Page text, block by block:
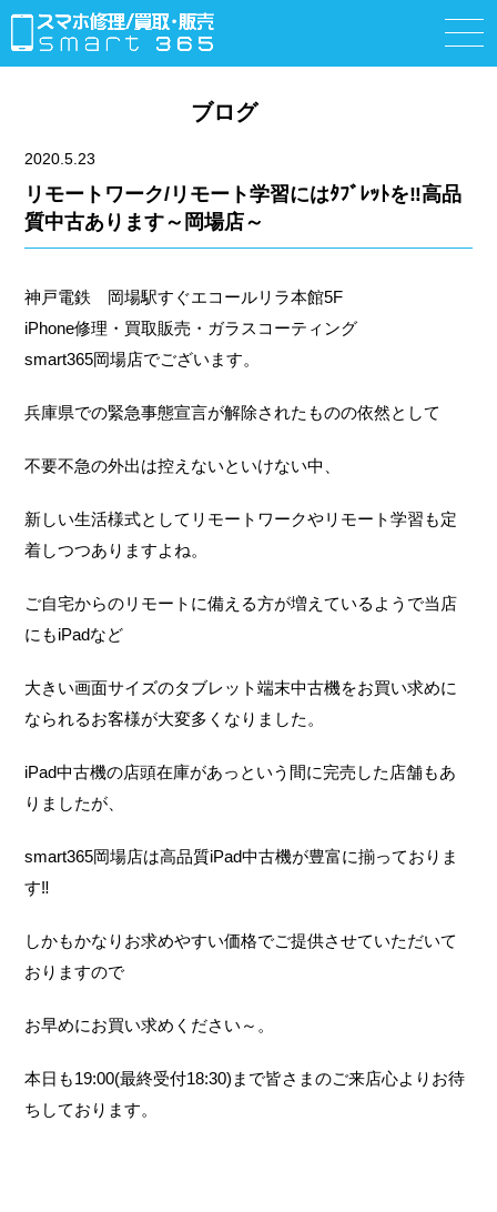
ブログ
2020.5.23
リモートワーク/リモート学習にはﾀﾌﾞﾚｯﾄを‼高品
質中古あります～岡場店～
神戸電鉄 岡場駅すぐエコールリラ本館5F
iPhone修理・買取販売・ガラスコーティング
smart365岡場店でございます。
兵庫県での緊急事態宣言が解除されたものの依然として
不要不急の外出は控えないといけない中、
新しい生活様式としてリモートワークやリモート学習も定
着しつつありますよね。
ご自宅からのリモートに備える方が増えているようで当店
にもiPadなど
大きい画面サイズのタブレット端末中古機をお買い求めに
なられるお客様が大変多くなりました。
iPad中古機の店頭在庫があっという間に完売した店舗もあ
りましたが、
smart365岡場店は高品質iPad中古機が豊富に揃っておりま
す‼
しかもかなりお求めやすい価格でご提供させていただいて
おりますので
お早めにお買い求めください～。
本日も19:00(最終受付18:30)まで皆さまのご来店心よりお待
ちしております。